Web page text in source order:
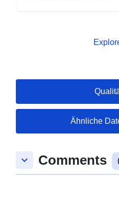
Ähnliche
keyboard_arrow_down Comments